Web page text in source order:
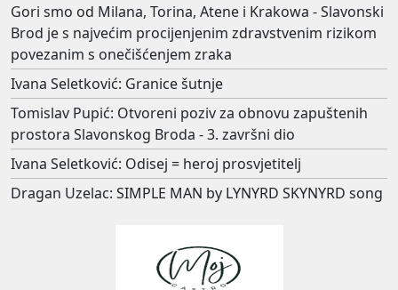
Gori smo od Milana, Torina, Atene i Krakowa - Slavonski
Brod je s najvećim procijenjenim zdravstvenim rizikom
povezanim s onečišćenjem zraka
Ivana Seletković: Granice šutnje
Tomislav Pupić: Otvoreni poziv za obnovu zapuštenih
prostora Slavonskog Broda - 3. završni dio
Ivana Seletković: Odisej = heroj prosvjetitelj
Dragan Uzelac: SIMPLE MAN by LYNYRD SKYNYRD song